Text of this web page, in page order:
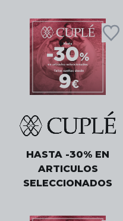
HASTA -30% EN
ARTICULOS
SELECCIONADOS